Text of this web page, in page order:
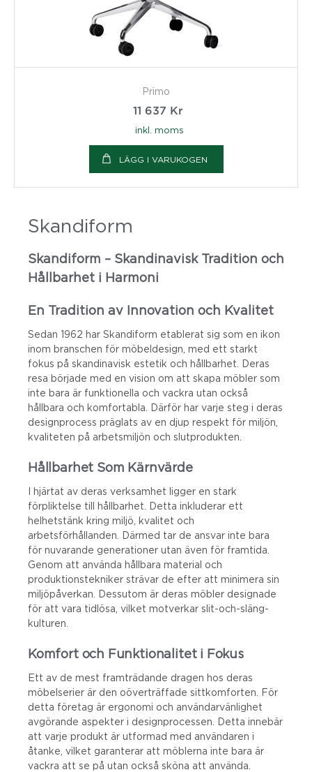
Primo
11 637 Kr
inkl. moms
LÄGG I VARUKOGEN
Skandiform
Skandiform – Skandinavisk Tradition och
Hållbarhet i Harmoni
En Tradition av Innovation och Kvalitet
Sedan 1962 har Skandiform etablerat sig som en ikon
inom branschen för möbeldesign, med ett starkt
fokus på skandinavisk estetik och hållbarhet. Deras
resa började med en vision om att skapa möbler som
inte bara är funktionella och vackra utan också
hållbara och komfortabla. Därför har varje steg i deras
designprocess präglats av en djup respekt för miljön,
kvaliteten på arbetsmiljön och slutprodukten.
Hållbarhet Som Kärnvärde
I hjärtat av deras verksamhet ligger en stark
förpliktelse till hållbarhet. Detta inkluderar ett
helhetstänk kring miljö, kvalitet och
arbetsförhållanden. Därmed tar de ansvar inte bara
för nuvarande generationer utan även för framtida.
Genom att använda hållbara material och
produktionstekniker strävar de efter att minimera sin
miljöpåverkan. Dessutom är deras möbler designade
för att vara tidlösa, vilket motverkar slit-och-släng-
kulturen.
Komfort och Funktionalitet i Fokus
Ett av de mest framträdande dragen hos deras
möbelserier är den oöverträffade sittkomforten. För
detta företag är ergonomi och användarvänlighet
avgörande aspekter i designprocessen. Detta innebär
att varje produkt är utformad med användaren i
åtanke, vilket garanterar att möblerna inte bara är
vackra att se på utan också sköna att använda.